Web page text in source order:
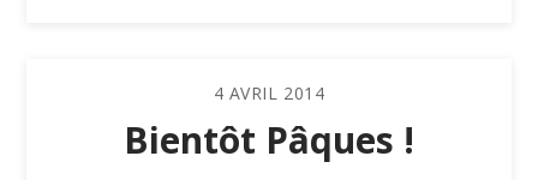
4 AVRIL 2014
Bientôt Pâques !